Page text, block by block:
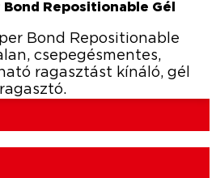
Bond Repositionable Gél
Bond Repositionable
csepegésmentes,
ragasztást kínáló, gél